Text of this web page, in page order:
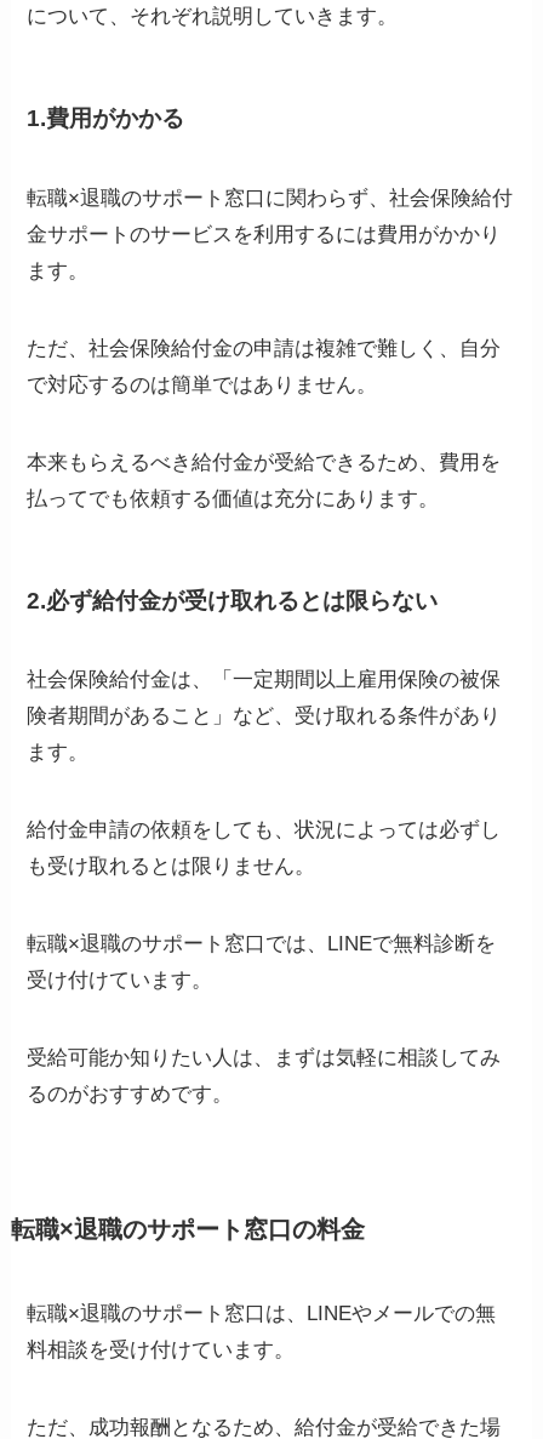
について、それぞれ説明していきます。
1.費用がかかる
転職×退職のサポート窓口に関わらず、社会保険給付
金サポートのサービスを利用するには費用がかかり
ます。
ただ、社会保険給付金の申請は複雑で難しく、自分
で対応するのは簡単ではありません。
本来もらえるべき給付金が受給できるため、費用を
払ってでも依頼する価値は充分にあります。
2.必ず給付金が受け取れるとは限らない
社会保険給付金は、「一定期間以上雇用保険の被保
険者期間があること」など、受け取れる条件があり
ます。
給付金申請の依頼をしても、状況によっては必ずし
も受け取れるとは限りません。
転職×退職のサポート窓口では、LINEで無料診断を
受け付けています。
受給可能か知りたい人は、まずは気軽に相談してみ
るのがおすすめです。
転職×退職のサポート窓口の料金
転職×退職のサポート窓口は、LINEやメールでの無
料相談を受け付けています。
ただ、成功報酬となるため、給付金が受給できた場